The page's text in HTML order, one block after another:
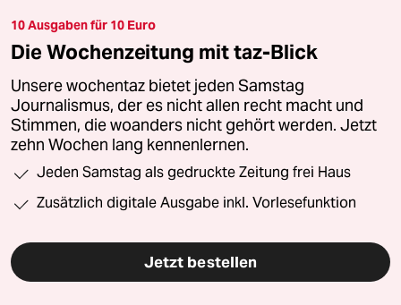
10 Ausgaben für 10 Euro
Die Wochenzeitung mit taz-Blick
Unsere wochentaz bietet jeden Samstag
Journalismus, der es nicht allen recht macht und
Stimmen, die woanders nicht gehört werden. Jetzt
zehn Wochen lang kennenlernen.
Jeden Samstag als gedruckte Zeitung frei Haus
Zusätzlich digitale Ausgabe inkl. Vorlesefunktion
Jetzt bestellen